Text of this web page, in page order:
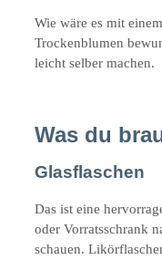
Wie wäre es mit
Trockenblumen
leicht selber machen.
Was du
Glasflaschen
Das ist eine
oder Vorratsschrank
schauen.